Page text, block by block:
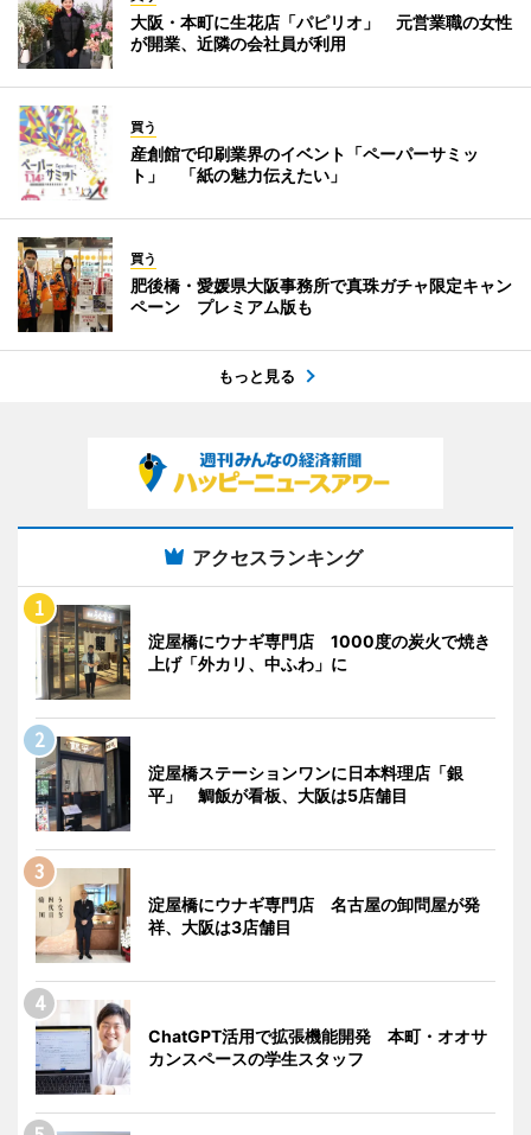
大阪・本町に生花店「パピリオ」 元営業職の女性
が開業、近隣の会社員が利用
買う
産創館で印刷業界のイベント「ペーパーサミッ
ト」 「紙の魅力伝えたい」
買う
肥後橋・愛媛県大阪事務所で真珠ガチャ限定キャン
ペーン プレミアム版も
もっと見る
アクセスランキング
淀屋橋にウナギ専門店 1000度の炭火で焼き
上げ「外カリ、中ふわ」に
淀屋橋ステーションワンに日本料理店「銀
平」 鯛飯が看板、大阪は5店舗目
淀屋橋にウナギ専門店 名古屋の卸問屋が発
祥、大阪は3店舗目
ChatGPT活用で拡張機能開発 本町・オオサ
カンスペースの学生スタッフ